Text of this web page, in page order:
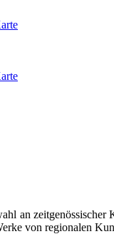
an
von regionalen